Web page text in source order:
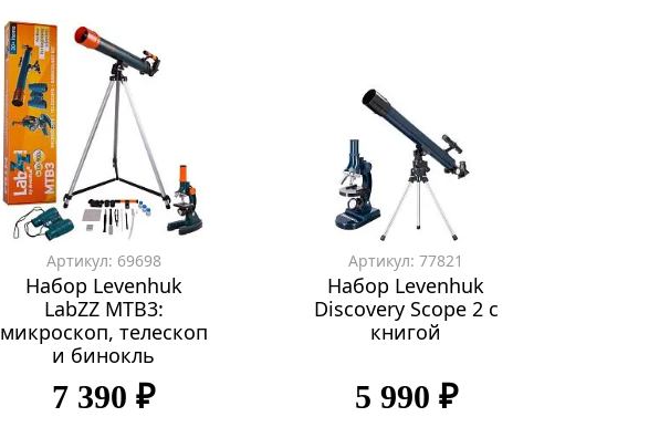
Артикул: 69698
Набор Levenhuk
LabZZ MTВ3:
микроскоп, телескоп
и бинокль
7 390 ₽
Артикул: 77821
Набор Levenhuk
Discovery Scope 2 с
книгой
5 990 ₽